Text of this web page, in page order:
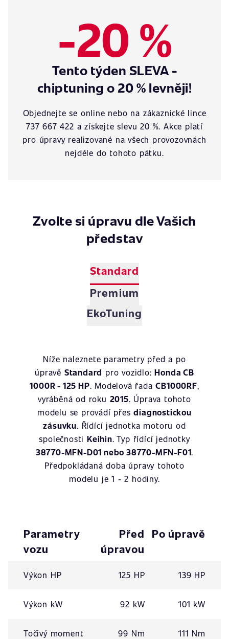
-20 %
Tento týden SLEVA -
chiptuning o 20 % levněji!
Objednejte se online nebo na zákaznické lince
737 667 422 a získejte slevu 20 %. Akce platí
pro úpravy realizované na všech provozovnách
nejdéle do tohoto pátku.
Zvolte si úpravu dle Vašich
představ
Standard
Premium
EkoTuning
Níže naleznete parametry před a po
úpravě Standard pro vozidlo:Honda CB
1000R - 125 HP. Modelová řadaCB1000RF,
vyráběná od roku 2015. Úprava tohoto
modelu se provádí přesdiagnostickou
zásuvku. Řídící jednotka motoru od
společnosti Keihin. Typ řídící jednotky
38770-MFN-D01 nebo 38770-MFN-F01.
Předpokládaná doba úpravy tohoto
modelu je 1 - 2 hodiny.
Parametry
vozu
Před
úpravou
Po úpravě
Výkon HP 125 HP 139 HP
Výkon kW 92 kW 101 kW
Točivý moment
99 Nm 111 Nm